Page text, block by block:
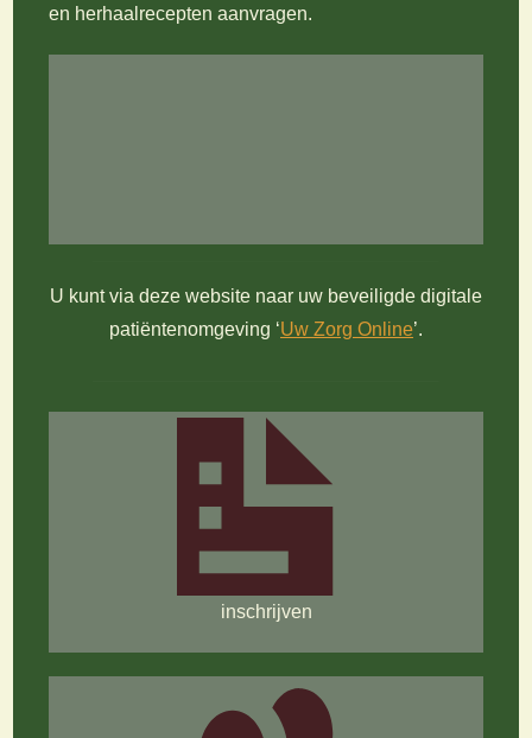
en herhaalrecepten aanvragen.
U kunt via deze website naar uw beveiligde digitale
patiëntenomgeving ‘Uw Zorg Online’.
inschrijven